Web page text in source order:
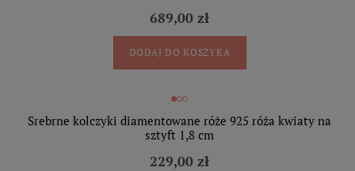
689,00 zł
DODAJ DO KOSZYKA
Srebrne kolczyki diamentowane róże 925 róża kwiaty na
sztyft 1,8 cm
229,00 zł